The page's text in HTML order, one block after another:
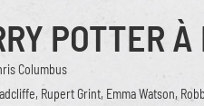
POTTER
Columbus
Rupert Grint, Emma Watson,